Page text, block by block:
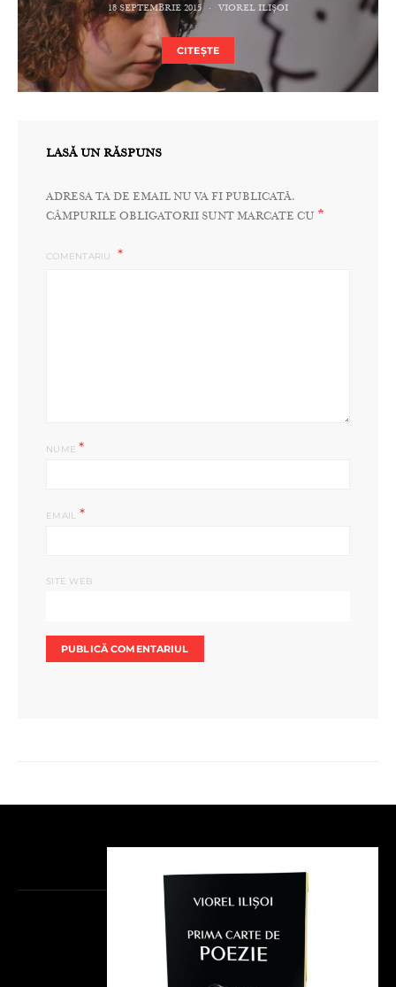
18 SEPTEMBRIE 2015 VIOREL ILIȘOI
CITEȘTE
LASĂ UN RĂSPUNS
ADRESA TA DE EMAIL NU VA FI PUBLICATĂ.
CÂMPURILE OBLIGATORII SUNT MARCATE CU *
COMENTARIU
NUME*
EMAIL *
SITE WEB